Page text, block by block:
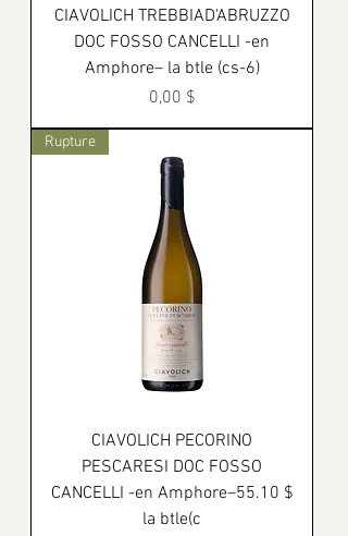
CIAVOLICH TREBBIAD'ABRUZZO
DOC FOSSO CANCELLI -en
Amphore– la btle (cs-6)
Prix
0,00 $
Rupture
CIAVOLICH PECORINO
PESCARESI DOC FOSSO
CANCELLI -en Amphore–55.10 $
la btle(c